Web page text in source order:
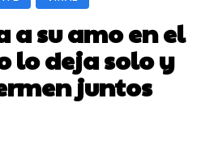
a su amo en el
lo deja solo y
juntos